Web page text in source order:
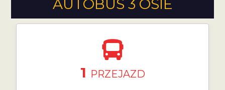
AUTOBUS 3 OSIE
1 PRZEJAZD